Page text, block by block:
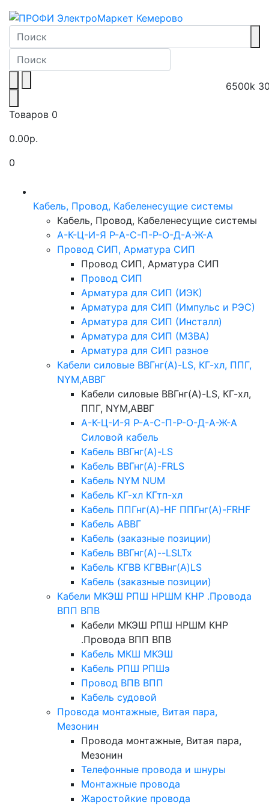
Товаров 0
0.00р.
0
Кабель, Провод, Кабеленесущие системы
Кабель, Провод, Кабеленесущие системы
А-К-Ц-И-Я Р-А-С-П-Р-О-Д-А-Ж-А
Провод СИП, Арматура СИП
Провод СИП, Арматура СИП
Провод СИП
Арматура для СИП (ИЭК)
Арматура для СИП (Импульс и РЭС)
Арматура для СИП (Инсталл)
Арматура для СИП (МЗВА)
Арматура для СИП разное
Кабели силовые ВВГнг(А)-LS, КГ-хл, ППГ,
NYM,АВВГ
Кабели силовые ВВГнг(А)-LS, КГ-хл,
ППГ, NYM,АВВГ
А-К-Ц-И-Я Р-А-С-П-Р-О-Д-А-Ж-А
Силовой кабель
Кабель ВВГнг(А)-LS
Кабель ВВГнг(А)-FRLS
Кабель NYM NUM
Кабель КГ-хл КГтп-хл
Кабель ППГнг(А)-HF ППГнг(А)-FRHF
Кабель АВВГ
Кабель (заказные позиции)
Кабель ВВГнг(А)--LSLTx
Кабель КГВВ КГВВнг(А)LS
Кабель (заказные позиции)
Кабели МКЭШ РПШ НРШМ КНР .Провода
ВПП ВПВ
Кабели МКЭШ РПШ НРШМ КНР
.Провода ВПП ВПВ
Кабель МКШ МКЭШ
Кабель РПШ РПШэ
Провод ВПВ ВПП
Кабель судовой
Провода монтажные, Витая пара,
Мезонин
Провода монтажные, Витая пара,
Мезонин
Телефонные провода и шнуры
Монтажные провода
Жаростойкие провода
6500k